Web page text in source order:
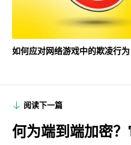
如何应对网络游戏中的欺凌行为
阅读下一篇
何为端到端加密？